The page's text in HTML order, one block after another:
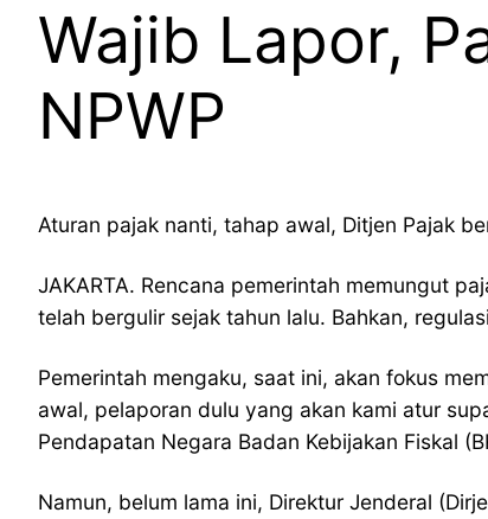
Wajib Lapor,
NPWP
Aturan pajak nanti, tahap awal, Ditjen Pajak
JAKARTA. Rencana pemerintah memungut
telah bergulir sejak tahun lalu. Bahkan,
Pemerintah mengaku, saat ini, akan fokus
awal, pelaporan dulu yang akan kami atur
Pendapatan Negara Badan Kebijakan Fiskal
Namun, belum lama ini, Direktur Jenderal